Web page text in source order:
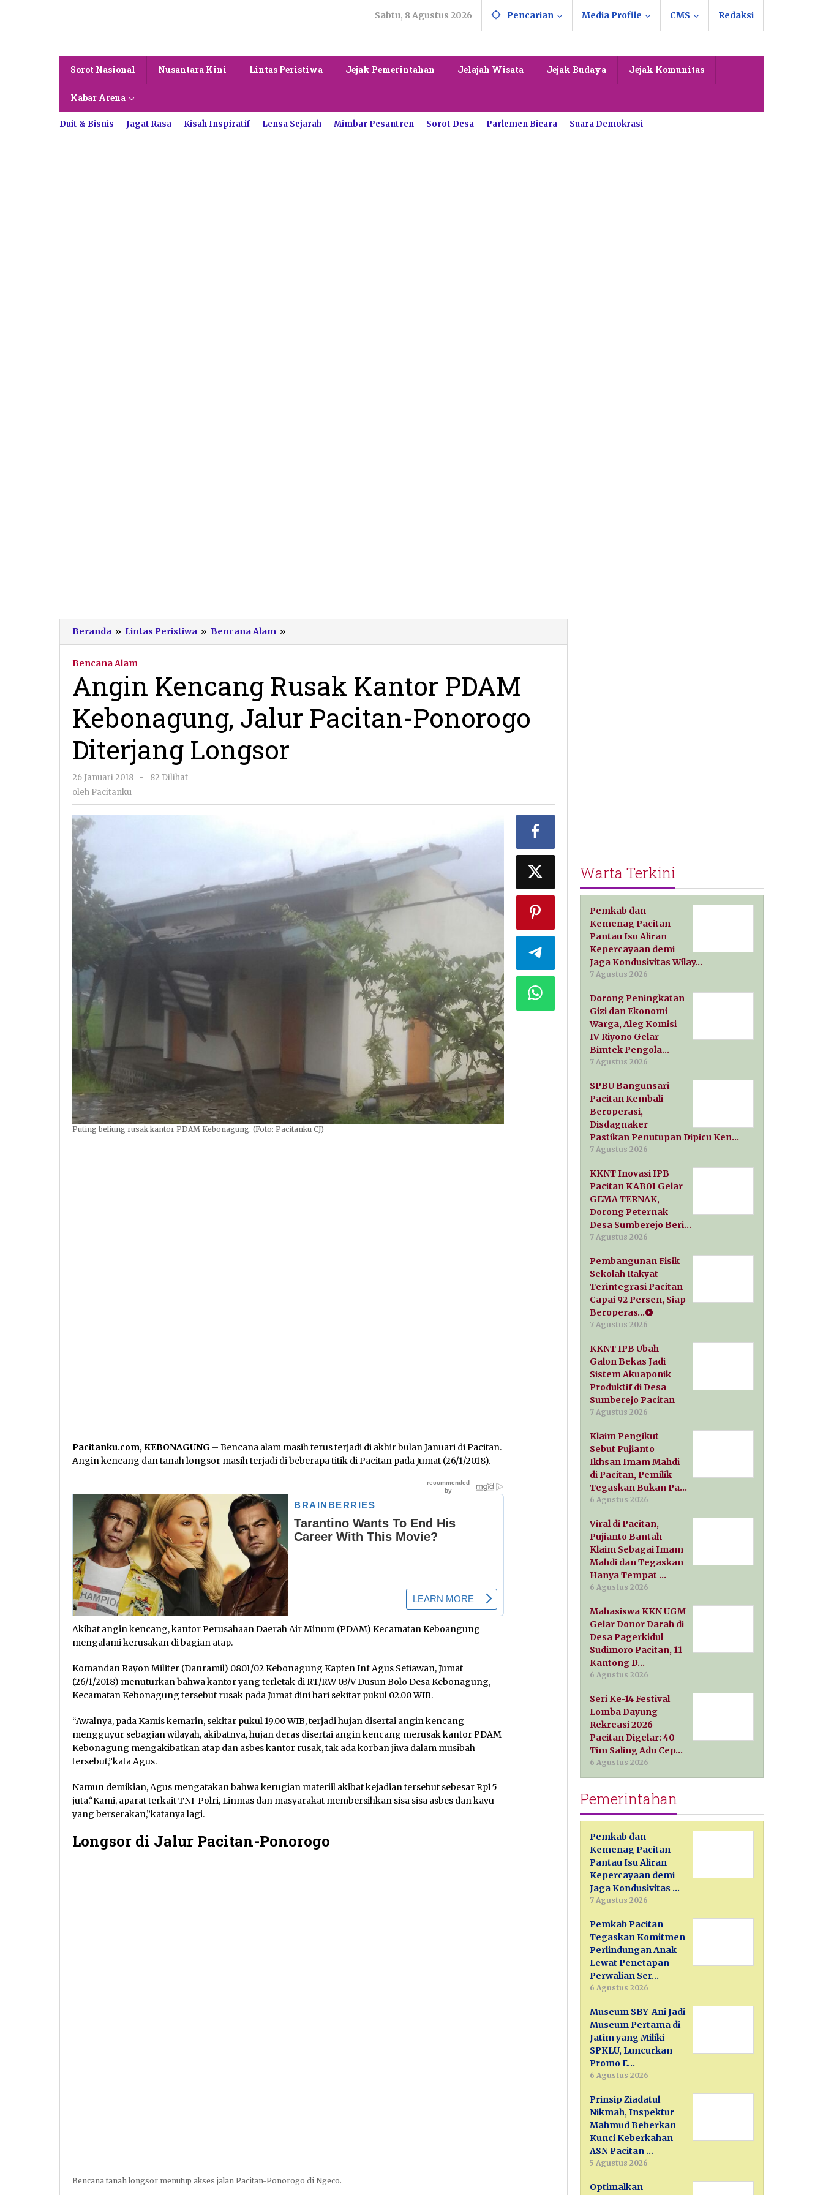
konten
Sabtu, 8 Agustus 2026 Pencarian Media Profile CMS Redaksi
Sorot Nasional Nusantara Kini Lintas Peristiwa Jejak Pemerintahan Jelajah Wisata Jejak Budaya Jejak Komunitas
Kabar Arena
Duit & Bisnis Jagat Rasa Kisah Inspiratif Lensa Sejarah Mimbar Pesantren Sorot Desa Parlemen Bicara Suara Demokrasi
Beranda » Lintas Peristiwa » Bencana Alam »
Kencang
PDAM
Kebonagung,
Pacitan-
Diterjang
Bencana Alam
Angin Kencang Rusak Kantor PDAM
Kebonagung, Jalur Pacitan-Ponorogo
Diterjang Longsor
26 Januari 2018
oleh
-
82 Dilihat
oleh Pacitanku
Puting beliung rusak kantor PDAM Kebonagung. (Foto: Pacitanku CJ)
Pacitanku.com, KEBONAGUNG – Bencana alam masih terus terjadi di akhir bulan Januari di Pacitan.
Angin kencang dan tanah longsor masih terjadi di beberapa titik di Pacitan pada Jumat (26/1/2018).
Akibat angin kencang, kantor Perusahaan Daerah Air Minum (PDAM) Kecamatan Keboangung
mengalami kerusakan di bagian atap.
Komandan Rayon Militer (Danramil) 0801/02 Kebonagung Kapten Inf Agus Setiawan, Jumat
(26/1/2018) menuturkan bahwa kantor yang terletak di RT/RW 03/V Dusun Bolo Desa Kebonagung,
Kecamatan Kebonagung tersebut rusak pada Jumat dini hari sekitar pukul 02.00 WIB.
“Awalnya, pada Kamis kemarin, sekitar pukul 19.00 WIB, terjadi hujan disertai angin kencang
mengguyur sebagian wilayah, akibatnya, hujan deras disertai angin kencang merusak kantor PDAM
Kebonagung mengakibatkan atap dan asbes kantor rusak, tak ada korban jiwa dalam musibah
tersebut,”kata Agus.
Namun demikian, Agus mengatakan bahwa kerugian materiil akibat kejadian tersebut sebesar Rp15
juta.“Kami, aparat terkait TNI-Polri, Linmas dan masyarakat membersihkan sisa sisa asbes dan kayu
yang berserakan,”katanya lagi.
Longsor di Jalur Pacitan-Ponorogo
Bencana tanah longsor menutup akses jalan Pacitan-Ponorogo di Ngeco.
Warta Terkini
Pemkab dan
Kemenag Pacitan
Pantau Isu Aliran
Kepercayaan demi
Jaga Kondusivitas Wilay…
7 Agustus 2026
Dorong Peningkatan
Gizi dan Ekonomi
Warga, Aleg Komisi
IV Riyono Gelar
Bimtek Pengola…
7 Agustus 2026
SPBU Bangunsari
Pacitan Kembali
Beroperasi,
Disdagnaker
Pastikan Penutupan Dipicu Ken…
7 Agustus 2026
KKNT Inovasi IPB
Pacitan KAB01 Gelar
GEMA TERNAK,
Dorong Peternak
Desa Sumberejo Beri…
7 Agustus 2026
Pembangunan Fisik
Sekolah Rakyat
Terintegrasi Pacitan
Capai 92 Persen, Siap
Beroperas…
7 Agustus 2026
KKNT IPB Ubah
Galon Bekas Jadi
Sistem Akuaponik
Produktif di Desa
Sumberejo Pacitan
7 Agustus 2026
Klaim Pengikut
Sebut Pujianto
Ikhsan Imam Mahdi
di Pacitan, Pemilik
Tegaskan Bukan Pa…
6 Agustus 2026
Viral di Pacitan,
Pujianto Bantah
Klaim Sebagai Imam
Mahdi dan Tegaskan
Hanya Tempat …
6 Agustus 2026
Mahasiswa KKN UGM
Gelar Donor Darah di
Desa Pagerkidul
Sudimoro Pacitan, 11
Kantong D…
6 Agustus 2026
Seri Ke-14 Festival
Lomba Dayung
Rekreasi 2026
Pacitan Digelar: 40
Tim Saling Adu Cep…
6 Agustus 2026
Pemerintahan
Pemkab dan
Kemenag Pacitan
Pantau Isu Aliran
Kepercayaan demi
Jaga Kondusivitas …
7 Agustus 2026
Pemkab Pacitan
Tegaskan Komitmen
Perlindungan Anak
Lewat Penetapan
Perwalian Ser…
6 Agustus 2026
Museum SBY-Ani Jadi
Museum Pertama di
Jatim yang Miliki
SPKLU, Luncurkan
Promo E…
6 Agustus 2026
Prinsip Ziadatul
Nikmah, Inspektur
Mahmud Beberkan
Kunci Keberkahan
ASN Pacitan …
5 Agustus 2026
Optimalkan